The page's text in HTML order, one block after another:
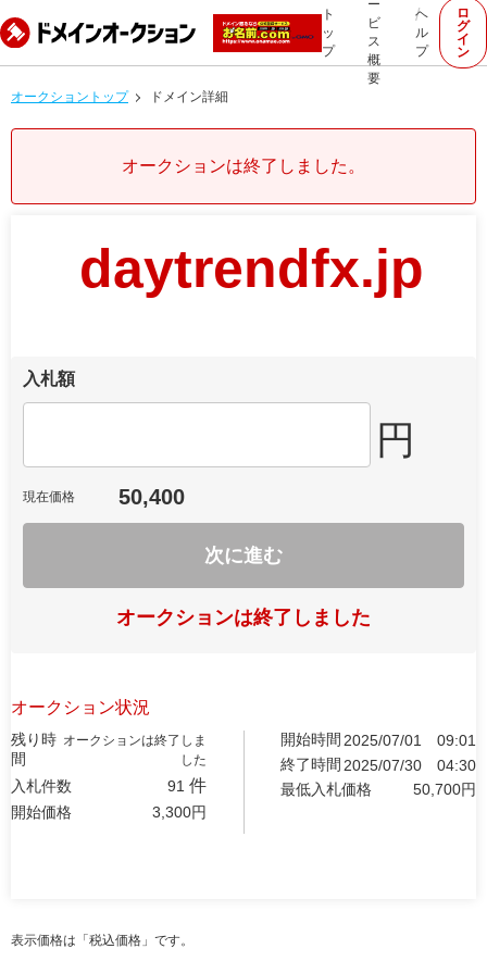
ト
ッ
プ
ー
ビ
ス
概
要
ヘ
ル
プ
ロ
グ
イ
ン
オークショントップ ドメイン詳細
オークションは終了しました。
daytrendfx.jp
入札額
円
現在価格 50,400
次に進む
オークションは終了しました
オークション状況
残り時
間
オークションは終了しま
した
入札件数 91 件
開始価格 3,300円
開始時間 2025/07/01
09:01
終了時間 2025/07/30
04:30
最低入札価格
50,700円
表示価格は「税込価格」です。